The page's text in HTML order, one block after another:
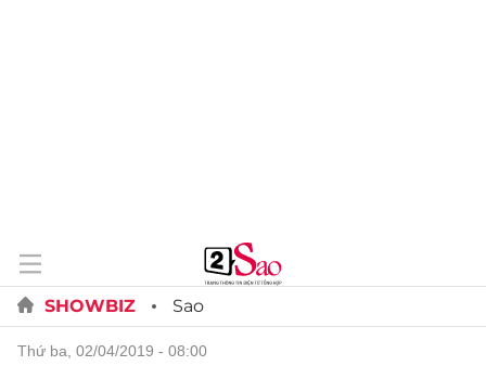
SHOWBIZ Sao
thứ ba, 02/04/2019 - 08:00